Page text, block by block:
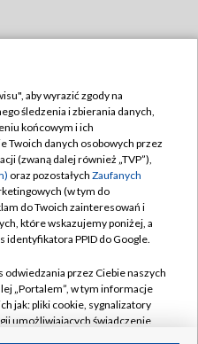
TVP
zgody
aby wyrazić zgody na
śledzenia i zbierania danych,
końcowym i ich
Twoich danych osobowych przez
(zwaną dalej również „TVP”),
oraz pozostałych Zaufanych
(w tym do
do Twoich zainteresowań i
które wskazujemy poniżej, a
identyfikatora PPID do Google.
odwiedzania przez Ciebie naszych
„Portalem”, w tym informacje
jak: pliki cookie, sygnalizatory
umożliwiających świadczenie